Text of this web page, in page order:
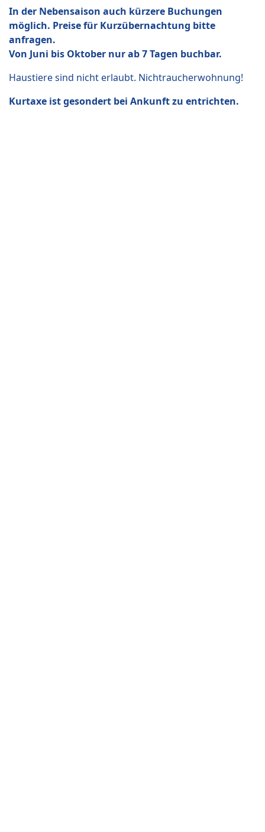
In der Nebensaison auch kürzere Buchungen
möglich. Preise für Kurzübernachtung bitte
anfragen.
Von Juni bis Oktober nur ab 7 Tagen buchbar.
Haustiere sind nicht erlaubt. Nichtraucherwohnung!
Kurtaxe ist gesondert bei Ankunft zu entrichten.